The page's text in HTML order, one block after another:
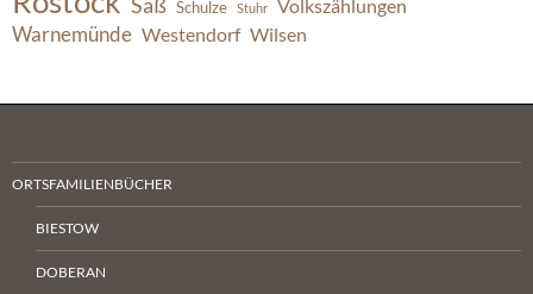
Schulze Stuhr Volkszählungen
Warnemünde Westendorf Wilsen
ORTSFAMILIENBÜCHER
BIESTOW
DOBERAN